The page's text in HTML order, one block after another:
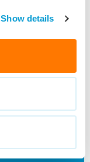
Show details